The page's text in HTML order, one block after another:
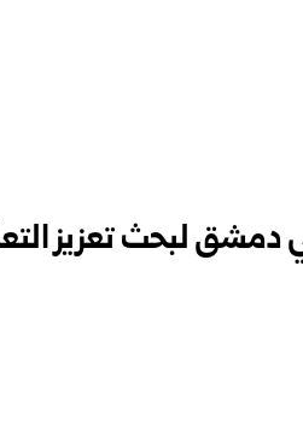
دمشق لبحث تعزيز